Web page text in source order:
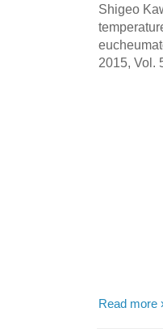
Shigeo
2015, Vol.
Read more